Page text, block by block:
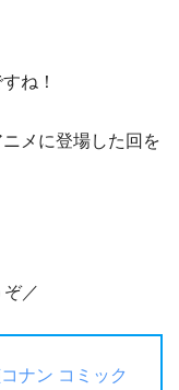
ね！
メに登場した回を
／
ナン コミック